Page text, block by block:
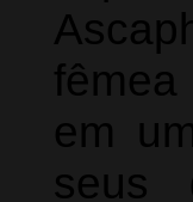
fêmea
em
seus